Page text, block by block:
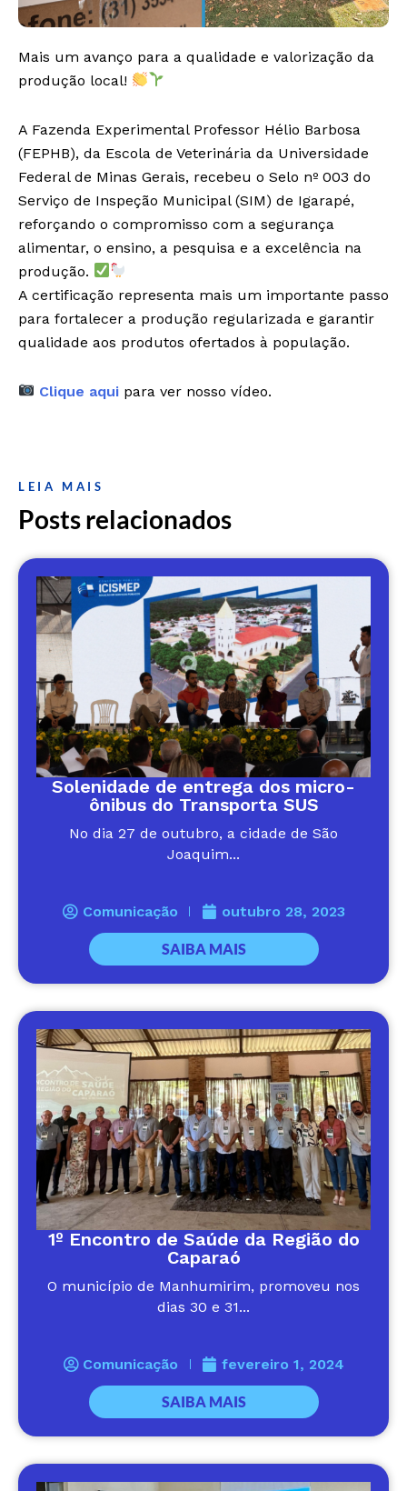
Mais um avanço para a qualidade e valorização da
produção local!
A Fazenda Experimental Professor Hélio Barbosa
(FEPHB), da Escola de Veterinária da Universidade
Federal de Minas Gerais, recebeu o Selo nº 003 do
Serviço de Inspeção Municipal (SIM) de Igarapé,
reforçando o compromisso com a segurança
alimentar, o ensino, a pesquisa e a excelência na
produção.
A certificação representa mais um importante passo
para fortalecer a produção regularizada e garantir
qualidade aos produtos ofertados à população.
Clique aqui para ver nosso vídeo.
LEIA MAIS
Posts relacionados
Solenidade de entrega dos micro-
ônibus do Transporta SUS
No dia 27 de outubro, a cidade de São
Joaquim...
Comunicação outubro 28, 2023
SAIBA MAIS
1º Encontro de Saúde da Região do
Caparaó
O município de Manhumirim, promoveu nos
dias 30 e 31...
Comunicação fevereiro 1, 2024
SAIBA MAIS